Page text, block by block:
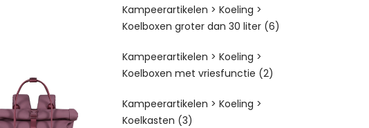
Kampeerartikelen > Koeling >
Koelboxen groter dan 30 liter (6)
Kampeerartikelen > Koeling >
Koelboxen met vriesfunctie (2)
Kampeerartikelen > Koeling >
Koelkasten (3)